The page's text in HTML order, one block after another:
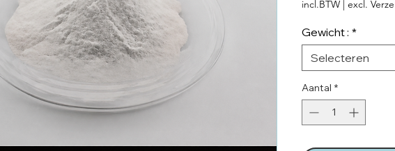
incl.BTW | excl.
Gewicht : *
Selecteren
Aantal *